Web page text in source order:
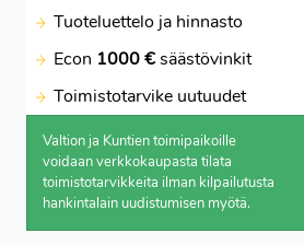
Tuoteluettelo ja hinnasto
Econ 1000 €säästövinkit
Toimistotarvike uutuudet
Valtion ja Kuntien toimipaikoille
voidaan verkkokaupasta tilata
toimistotarvikkeita ilman kilpailutusta
hankintalain uudistumisen myötä.